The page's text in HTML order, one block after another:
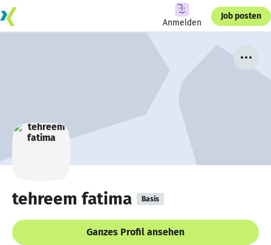
Anmelden
Job posten
tehreem fatima Basis
Ganzes Profil ansehen